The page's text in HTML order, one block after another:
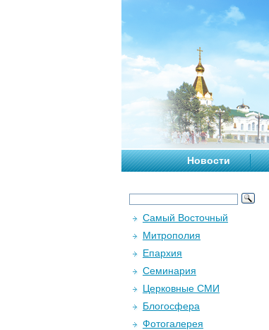
Новости
Самый Восточный
Митрополия
Епархия
Семинария
Церковные СМИ
Блогосфера
Фотогалерея